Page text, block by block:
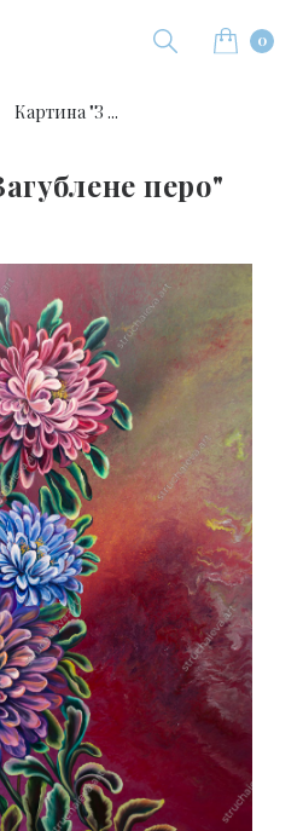
0
Картина "З ...
перо"